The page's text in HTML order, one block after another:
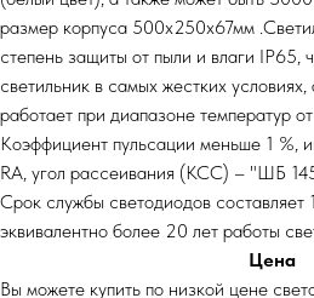
размер корпуса 500х250х67мм
степень защиты от пыли и влаги IP65,
светильник в самых жестких
работает при диапазоне температур
Коэффициент пульсации меньше 1 %,
RA, угол рассеивания (КСС) – "ШБ
Срок службы светодиодов составляет
эквивалентно более 20 лет работы
Цена
Вы можете купить по низкой цене